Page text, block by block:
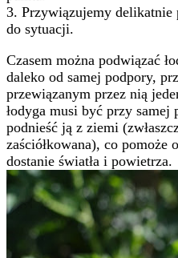
3. Przywiązujemy delikatnie
do sytuacji.
Czasem można podwiązać
daleko od samej podpory,
przewiązanym przez nią
łodyga musi być przy samej
podnieść ją z ziemi
zaściółkowana), co pomoże
dostanie światła i powietrza.